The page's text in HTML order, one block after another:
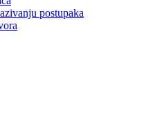
postupaka